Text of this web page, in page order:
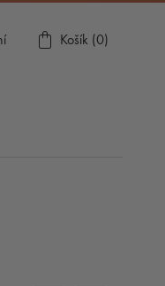
Košík (0)